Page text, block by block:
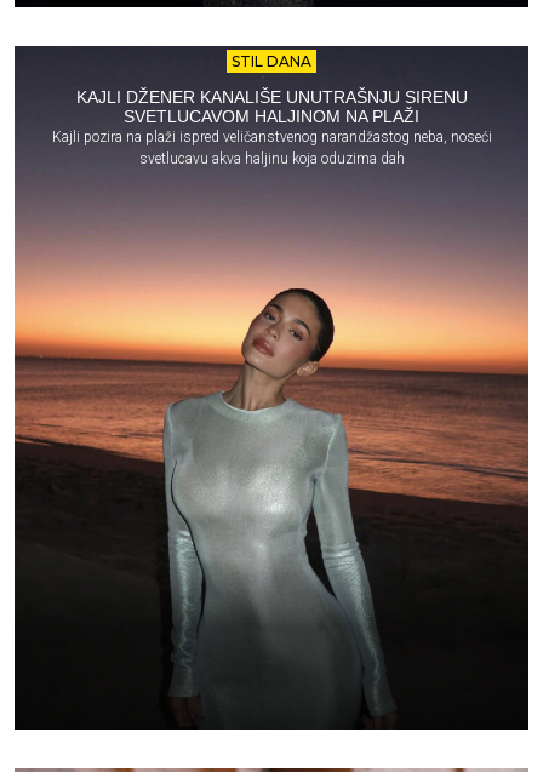
STIL DANA
KAJLI DŽENER KANALIŠE UNUTRAŠNJU SIRENU
SVETLUCAVOM HALJINOM NA PLAŽI
Kajli pozira na plaži ispred veličanstvenog narandžastog neba, noseći
svetlucavu akva haljinu koja oduzima dah